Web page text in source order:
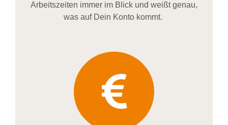
Arbeitszeiten immer im Blick und weißtgenau,
was auf Dein Konto kommt.